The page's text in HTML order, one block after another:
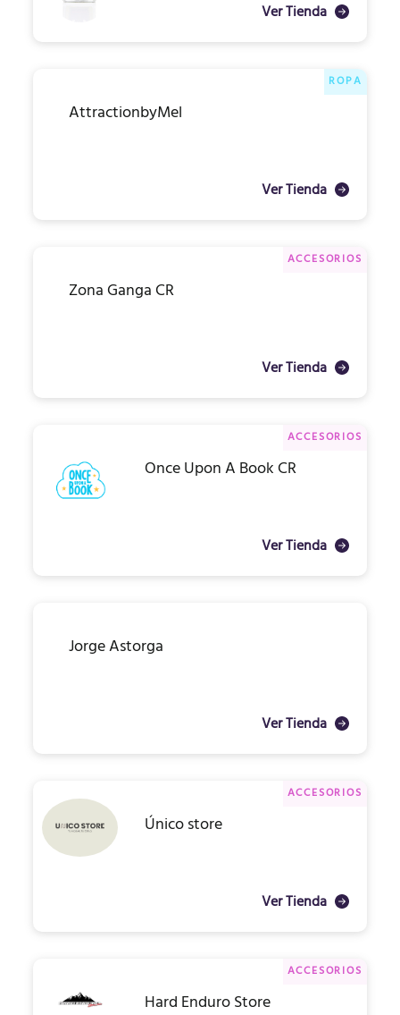
Ver Tienda
ROPA
AttractionbyMel
Ver Tienda
ACCESORIOS
Zona Ganga CR
Ver Tienda
ACCESORIOS
Once Upon A Book CR
Ver Tienda
Jorge Astorga
Ver Tienda
ACCESORIOS
Único store
Ver Tienda
ACCESORIOS
Hard Enduro Store